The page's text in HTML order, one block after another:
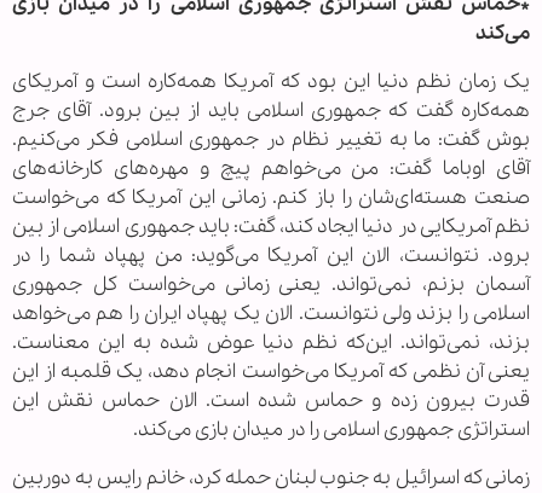
می‌کند
یک زمان نظم دنیا این بود که آمریکا همه‌کاره است و آمریکای
همه‌کاره گفت که جمهوری اسلامی باید از بین برود. آقای جرج
بوش گفت: ما به تغییر نظام در جمهوری اسلامی فکر می‌کنیم.
آقای اوباما گفت: من می‌خواهم پیچ و مهره‌های کارخانه‌های
صنعت هسته‌ای‌شان را باز کنم. زمانی این آمریکا که می‌خواست
نظم آمریکایی در دنیا ایجاد کند، گفت: باید جمهوری اسلامی از بین
برود. نتوانست، الان این آمریکا می‌گوید: من پهپاد شما را در
آسمان بزنم، نمی‌تواند. یعنی زمانی می‌خواست کل جمهوری
اسلامی را بزند ولی نتوانست. الان یک پهپاد ایران را هم می‌خواهد
بزند، نمی‌تواند. این‌که نظم دنیا عوض شده به این معناست.
یعنی آن نظمی که آمریکا می‌خواست انجام دهد، یک قلمبه از این
قدرت بیرون زده و حماس شده است. الان حماس نقش این
استراتژی جمهوری اسلامی را در میدان بازی می‌کند.
زمانی که اسرائیل به جنوب لبنان حمله کرد، خانم رایس به دوربین